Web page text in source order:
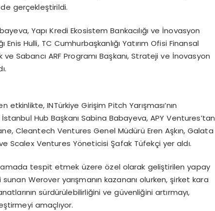
gerçekleştirildi.
Yapı Kredi Ekosistem Bankacılığı ve İnovasyon
Hulli, TC Cumhurbaşkanlığı Yatırım Ofisi Finansal
Sabancı ARF Programı Başkanı, Strateji ve İnovasyon
INTürkiye Girişim Pitch Yarışması’nın
Hub Başkanı Sabina Babayeva, APY Ventures’tan
Cleantech Ventures Genel Müdürü Eren Aşkın, Galata
Scalex Ventures Yöneticisi Şafak Tüfekçi yer aldı.
tespit etmek üzere özel olarak geliştirilen yapay
Werover yarışmanın kazananı olurken, şirket kara
sürdürülebilirliğini ve güvenliğini artırmayı,
amaçlıyor.